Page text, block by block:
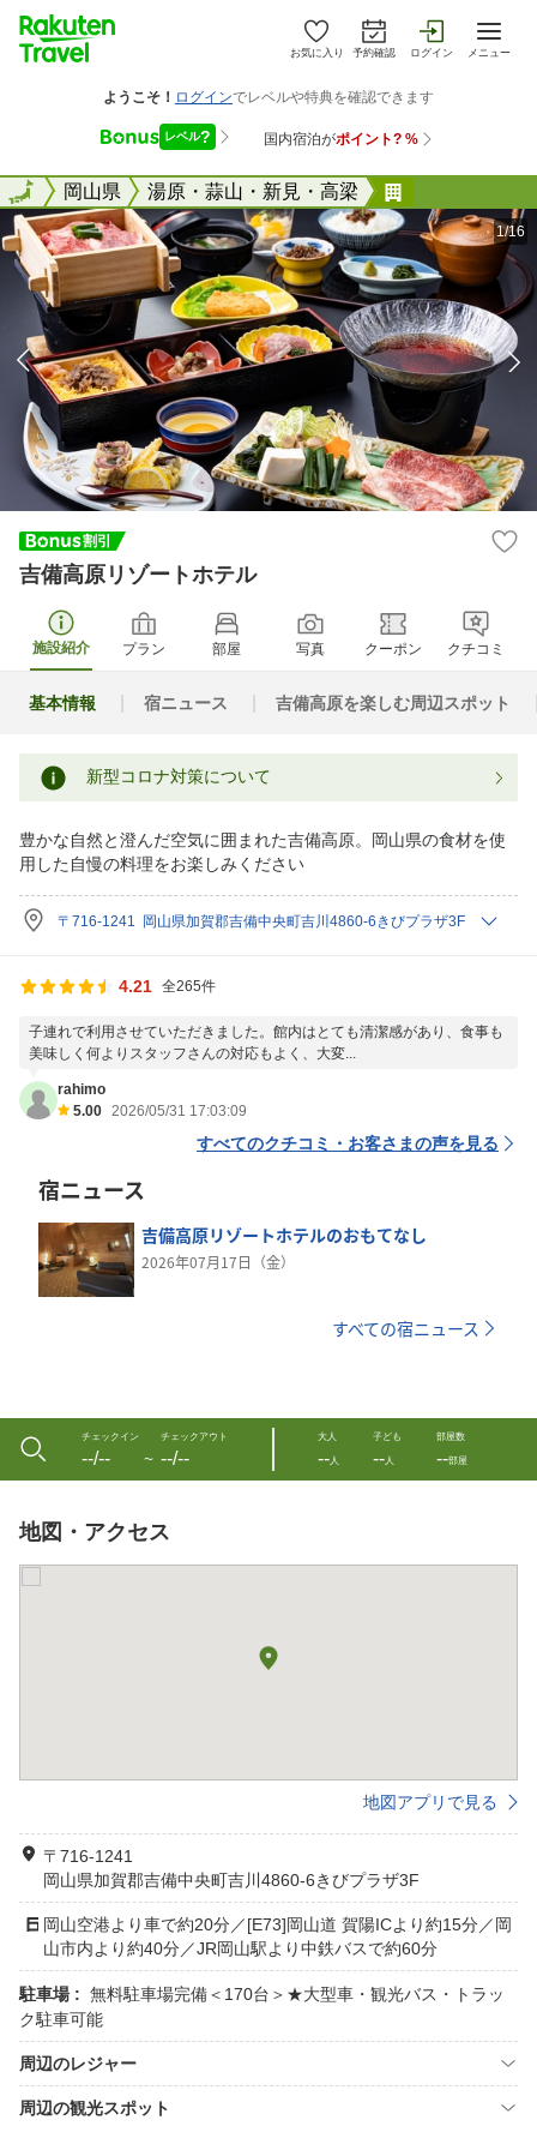
お気に入り 予約確認 ログイン メニュー
全国岡山県 湯原・蒜山・新見・高梁
全国
1/16
吉備高原リゾートホテル
施設紹介 プラン 部屋 写真 クーポン クチコミ
基本情報 宿ニュース 吉備高原を楽しむ周辺スポット
新型コロナ対策について
豊かな自然と澄んだ空気に囲まれた吉備高原。岡山県の食材を使
用した自慢の料理をお楽しみください
〒716-1241 岡山県加賀郡吉備中央町吉川4860-6きびプラザ3F
4.21 全265件
子連れで利用させていただきました。館内はとても清潔感があり、食事も
美味しく何よりスタッフさんの対応もよく、大変...
rahimo
5.00 2026/05/31 17:03:09
すべてのクチコミ・お客さまの声を見る
宿ニュース
吉備高原リゾートホテルのおもてなし
2026年07月17日（金）
すべての宿ニュース
チェックイン
--/-- 〜
チェックアウト
--/--
大人
--人
子ども
--人
部屋数
--部屋
地図・アクセス
地図アプリで見る
〒716-1241
岡山県加賀郡吉備中央町吉川4860-6きびプラザ3F
岡山空港より車で約20分／[E73]岡山道 賀陽ICより約15分／岡
山市内より約40分／JR岡山駅より中鉄バスで約60分
駐車場 : 無料駐車場完備＜170台＞★大型車・観光バス・トラッ
ク駐車可能
周辺のレジャー
周辺の観光スポット